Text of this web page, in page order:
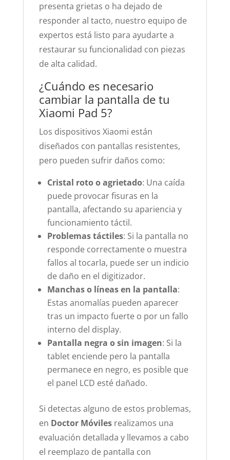
presenta grietas o ha dejado de
responder al tacto, nuestro equipo de
expertos está listo para ayudarte a
restaurar su funcionalidad con piezas
de alta calidad.
¿Cuándo es necesario
cambiar la pantalla de tu
Xiaomi Pad 5?
Los dispositivos Xiaomi están
diseñados con pantallas resistentes,
pero pueden sufrir daños como:
Cristal roto o agrietado: Una caída
puede provocar fisuras en la
pantalla, afectando su apariencia y
funcionamiento táctil.
Problemas táctiles: Si la pantalla no
responde correctamente o muestra
fallos al tocarla, puede ser un indicio
de daño en el digitizador.
Manchas o líneas en la pantalla:
Estas anomalías pueden aparecer
tras un impacto fuerte o por un fallo
interno del display.
Pantalla negra o sin imagen: Si la
tablet enciende pero la pantalla
permanece en negro, es posible que
el panel LCD esté dañado.
Si detectas alguno de estos problemas,
en Doctor Móvilesrealizamos una
evaluación detallada y llevamos a cabo
el reemplazo de pantalla con